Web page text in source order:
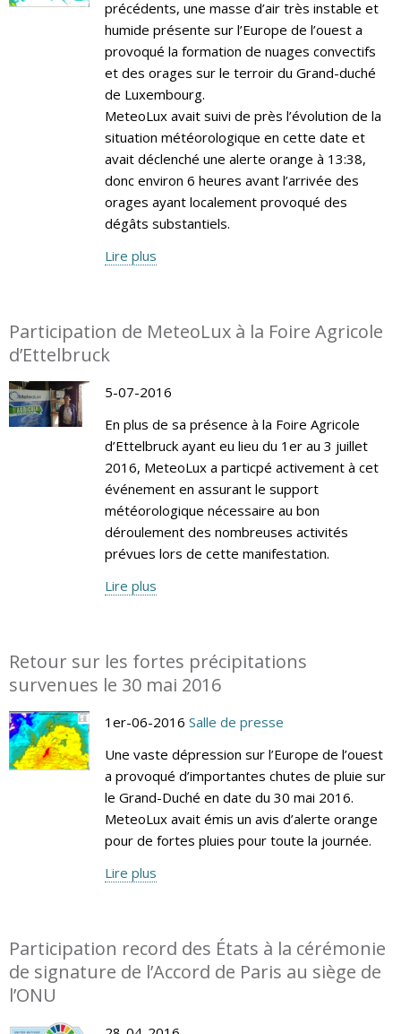
précédents, une masse d’air très instable et
humide présente sur l’Europe de l’ouest a
provoqué la formation de nuages convectifs
et des orages sur le terroir du Grand-duché
de Luxembourg.
MeteoLux avait suivi de près l’évolution de la
situation météorologique en cette date et
avait déclenché une alerte orange à 13:38,
donc environ 6 heures avant l’arrivée des
orages ayant localement provoqué des
dégâts substantiels.
Lire plus
Participation de MeteoLux à la Foire Agricole
d’Ettelbruck
5-07-2016
En plus de sa présence à la Foire Agricole
d’Ettelbruck ayant eu lieu du 1er au 3 juillet
2016, MeteoLux a particpé activement à cet
événement en assurant le support
météorologique nécessaire au bon
déroulement des nombreuses activités
prévues lors de cette manifestation.
Lire plus
Retour sur les fortes précipitations
survenues le 30 mai 2016
1er-06-2016 Salle de presse
Une vaste dépression sur l’Europe de l’ouest
a provoqué d’importantes chutes de pluie sur
le Grand-Duché en date du 30 mai 2016.
MeteoLux avait émis un avis d’alerte orange
pour de fortes pluies pour toute la journée.
Lire plus
Participation record des États à la cérémonie
de signature de l’Accord de Paris au siège de
l’ONU